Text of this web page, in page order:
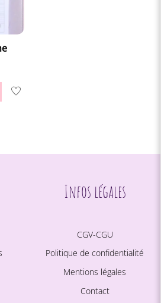
Infos légales
CGV-CGU
Politique de confidentialité
Mentions légales
Contact